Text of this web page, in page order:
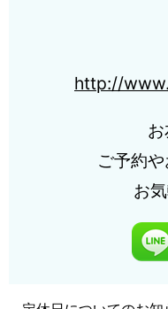
http://
ご予約
お